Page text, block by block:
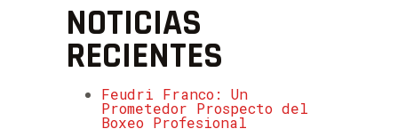
NOTICIAS
RECIENTES
Feudri Franco: Un
Prometedor Prospecto del
Boxeo Profesional